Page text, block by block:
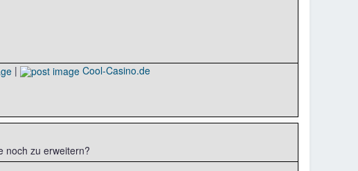
| Cool-Casino.de
noch zu erweitern?